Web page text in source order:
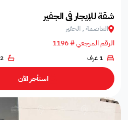
شقة للإيجار في الجفير
العاصمة , الجفير
الرقم المرجعي # 1196
1 غرف 2 دورات مياه
استأجر الآن